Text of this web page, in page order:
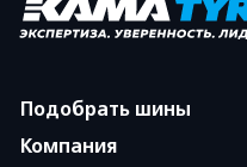
Подобрать шины
Компания